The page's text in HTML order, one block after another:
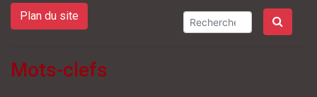
Plan du site
Mots-clefs